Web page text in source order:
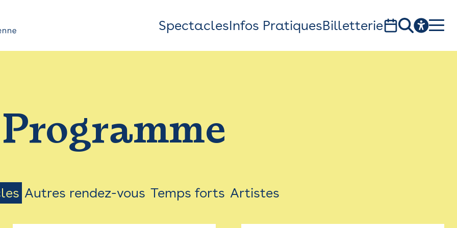
Top
Bar
Menu
SpectaclesInfos PratiquesBilletterie
1, av. du Chateau d'eau - 31300 Toulouse
Programme
Autres rendez-vous Temps forts Artistes